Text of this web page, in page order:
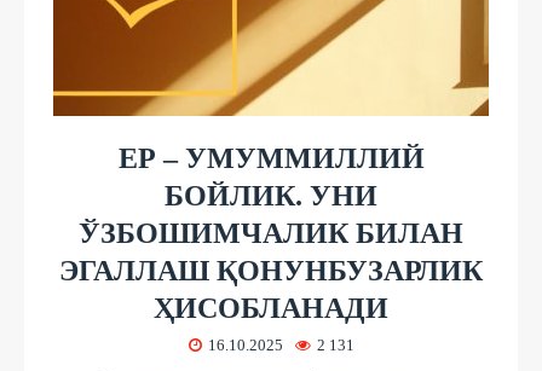
ЕР – УМУММИЛЛИЙ
БОЙЛИК. УНИ
ЎЗБОШИМЧАЛИК БИЛАН
ЭГАЛЛАШ ҚОНУНБУЗАРЛИК
ҲИСОБЛАНАДИ
16.10.2025 2 131